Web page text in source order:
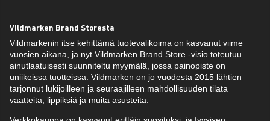
Vildmarken Brand Storesta
Vildmarkenin itse kehittämä tuotevalikoima on kasvanut viime
vuosien aikana, ja nyt Vildmarken Brand Store -visio toteutuu –
ainutlaatuisesti suunniteltu myymälä, jossa painopiste on
uniikeissa tuotteissa. Vildmarken on jo vuodesta 2015 lähtien
tarjonnut lukijoilleen ja seuraajilleen mahdollisuuden tilata
vaatteita, lippiksiä ja muita asusteita.